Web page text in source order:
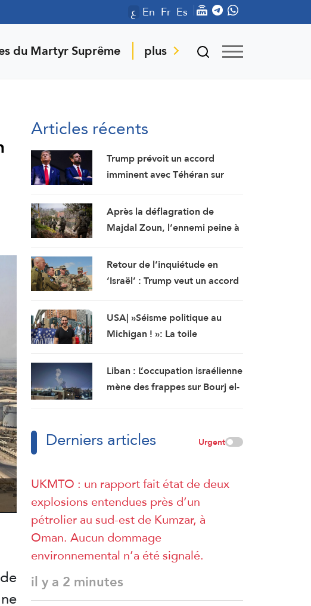
ع En Fr Es
du Martyr Suprême plus
Articles récents
Trump prévoit un accord
imminent avec Téhéran sur
négociations prendront du
temps
Après la déflagration de
Majdal Zoun, l’ennemi peine à
une enquête
Retour de l’inquiétude en
‘Israël’ : Trump veut un accord
USA| »Séisme politique au
Michigan ! »: La toile
d’Abdul El-Sayed contre
l’AIPAC
Liban : L’occupation israélienne
mène des frappes sur Bourj el-
Derniers articles Urgent
UKMTO : un rapport fait état de deux
explosions entendues près d’un
pétrolier au sud-est de Kumzar, à
Oman. Aucun dommage
environnemental n’a été signalé.
il y a 2 minutes